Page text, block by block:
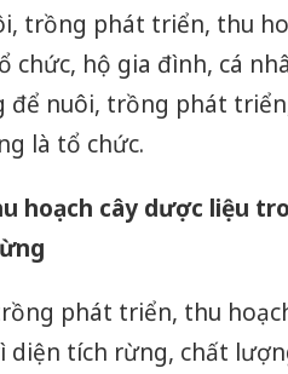
trồng phát triển, thu
hộ gia đình, cá
nuôi, trồng phát
là tổ chức.
hoạch cây dược liệu
phát triển, thu
diện tích rừng, chất